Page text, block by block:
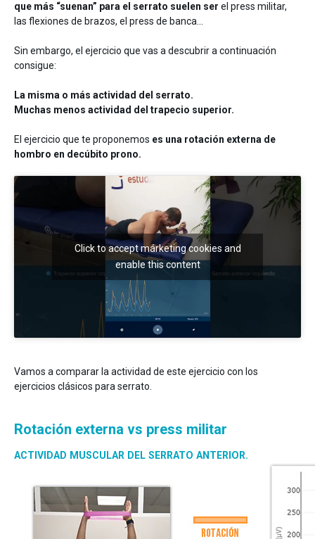
que más “suenan” para el serrato suelen ser el press militar,
las flexiones de brazos, el press de banca…
Sin embargo, el ejercicio que vas a descubrir a continuación
consigue:
La misma o más actividad del serrato.
Muchas menos actividad del trapecio superior.
El ejercicio que te proponemos es una rotación externa de
hombro en decúbito prono.
Click to accept márketing cookies and
enable this content
Vamos a comparar la actividad de este ejercicio con los
ejercicios clásicos para serrato.
Rotación externa vs press militar
ACTIVIDAD MUSCULAR DEL SERRATO ANTERIOR.